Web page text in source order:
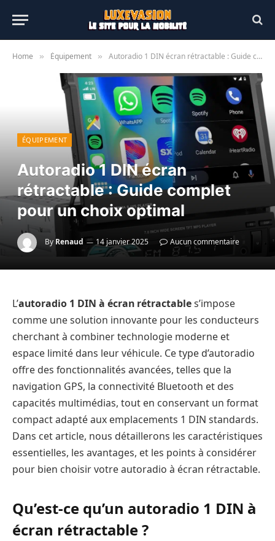
Home » Équipement » Autoradio 1 DIN écran rétractable : Guide complet pour un choix optimal
ÉQUIPEMENT
Autoradio 1 DIN écran
rétractable : Guide complet
pour un choix optimal
By Renaud 14 janvier 2025 Aucun commentaire
L’autoradio 1 DIN à écran rétractables’impose
comme une solution innovante pour les conducteurs
cherchant à combiner technologie moderne et
espace limité dans leur véhicule. Ce type d’autoradio
offre des fonctionnalités avancées, telles que la
navigation GPS, la connectivité Bluetooth et des
capacités multimédias, tout en conservant un format
compact adapté aux emplacements 1 DIN standards.
Dans cet article, nous détaillerons les caractéristiques
essentielles, les avantages, et les points à considérer
pour bien choisir votre autoradio à écran rétractable.
Qu’est-ce qu’un autoradio 1 DIN à
écran rétractable ?